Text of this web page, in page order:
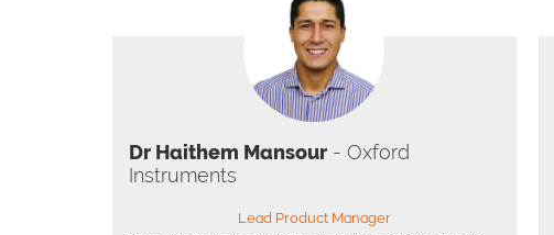
Dr Haithem Mansour - Oxford
Instruments
Lead Product Manager